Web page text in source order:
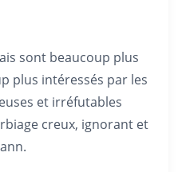
sont beaucoup plus
plus intéressés par les
et irréfutables
creux, ignorant et